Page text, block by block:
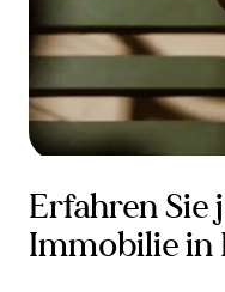
Erfahren Sie
Immobilie in